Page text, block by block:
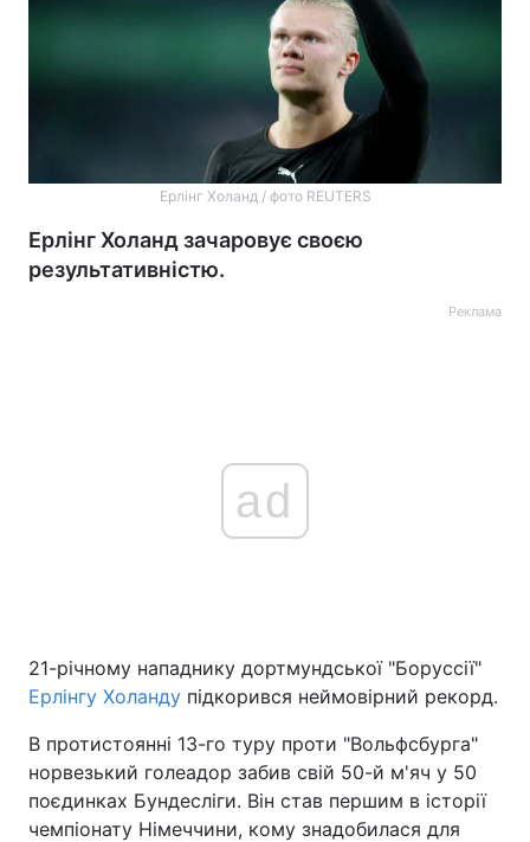
Ерлінг Холанд / фото REUTERS
Ерлінг Холанд зачаровує своєю
результативністю.
Реклама
ad
21-річному нападнику дортмундської "Боруссії"
Ерлінгу Холанду підкорився неймовірний рекорд.
В протистоянні 13-го туру проти "Вольфсбурга"
норвезький голеадор забив свій 50-й м'яч у 50
поєдинках Бундесліги. Він став першим в історії
чемпіонату Німеччини, кому знадобилася для